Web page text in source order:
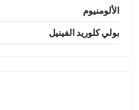
الألومنيوم
بولي كلوريد الفينيل